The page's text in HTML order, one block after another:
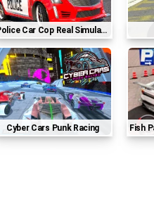
Police Car Cop Real Simulator
Cyber Cars Punk Racing Fish